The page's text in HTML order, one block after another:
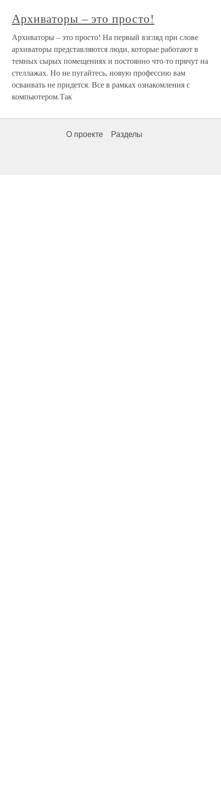
Архиваторы – это просто!
Архиваторы – это просто! На первый взгляд при слове
архиваторы представляются люди, которые работают в
темных сырых помещениях и постоянно что-то прячут на
стеллажах. Но не пугайтесь, новую профессию вам
осваивать не придется. Все в рамках ознакомления с
компьютером.Так
О проекте Разделы